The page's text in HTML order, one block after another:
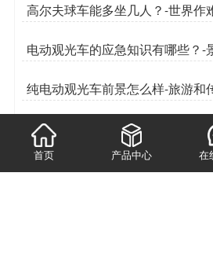
高尔夫球车能多坐几人？-世界作
之一[五菱]
电动观光车的应急知识有哪些？-
车应急知识很重要[五菱]
纯电动观光车前景怎么样-旅游和
[五菱]
电动观光车品牌有哪些-为什么选
[五菱]
首页 产品中心 在